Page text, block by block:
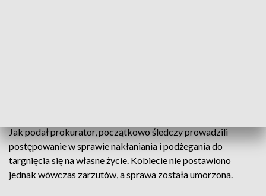
Jak podał prokurator, początkowo śledczy prowadzili
postępowanie w sprawie nakłaniania i podżegania do
targnięcia się na własne życie. Kobiecie nie postawiono
jednak wówczas zarzutów, a sprawa została umorzona.